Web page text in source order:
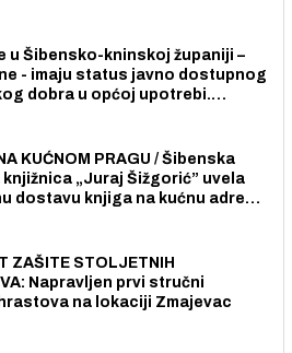
u Šibensko-kninskoj županiji –
- imaju status javno dostupnog
dobra u općoj upotrebi.
KUĆNOM PRAGU / Šibenska
„Juraj Šižgorić” uvela
dostavu knjiga na kućnu adresu
ZAŠITE STOLJETNIH
Napravljen prvi stručni
na lokaciji Zmajevac